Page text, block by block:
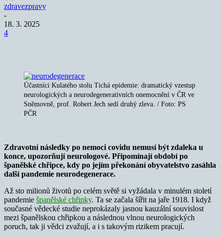
zdravezpravy
-
18. 3. 2025
4
Účastníci Kulatého stolu Tichá epidemie: dramatický vzestup
neurologických a neurodegenerativních onemocnění v ČR ve
Sněmovně, prof. Robert Jech sedí druhý zleva. / Foto: PS
PČR
Zdravotní následky po nemoci covidu nemusí být zdaleka u
konce, upozorňují neurologové. Připomínají období po
španělské chřipce, kdy po jejím překonání obyvatelstvo zasáhla
další pandemie neurodegenerace.
Až sto milionů životů po celém světě si vyžádala v minulém století
pandemie španělské chřipky. Ta se začala šířit na jaře 1918. I když
současné vědecké studie neprokázaly jasnou kauzální souvislost
mezi španělskou chřipkou a následnou vlnou neurologických
poruch, tak ji vědci zvažují, a i s takovým rizikem pracují.